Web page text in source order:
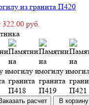
из гранита П420
322.00 руб.
расчет В корзину